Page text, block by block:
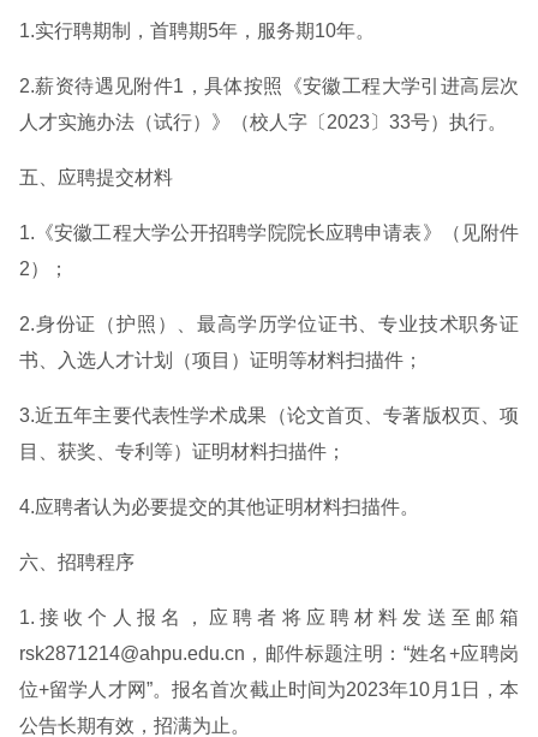
1.实行聘期制，首聘期5年，服务期10年。
2.薪资待遇见附件1，具体按照《安徽工程大学引进高层次
人才实施办法（试行）》（校人字〔2023〕33号）执行。
五、应聘提交材料
1.《安徽工程大学公开招聘学院院长应聘申请表》（见附件
2）；
2.身份证（护照）、最高学历学位证书、专业技术职务证
书、入选人才计划（项目）证明等材料扫描件；
3.近五年主要代表性学术成果（论文首页、专著版权页、项
目、获奖、专利等）证明材料扫描件；
4.应聘者认为必要提交的其他证明材料扫描件。
六、招聘程序
1.接收个人报名，应聘者将应聘材料发送至邮箱
rsk2871214@ahpu.edu.cn，邮件标题注明：“姓名+应聘岗
位+留学人才网”。报名首次截止时间为2023年10月1日，本
公告长期有效，招满为止。